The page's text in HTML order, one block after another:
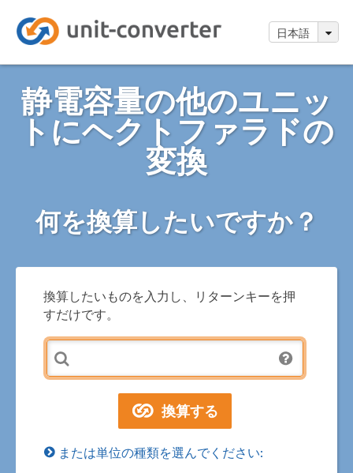
日本語
静電容量の他のユニッ
トにヘクトファラドの
変換
何を換算したいですか？
換算したいものを入力し、リターンキーを押
すだけです。
または単位の種類を選んでください: